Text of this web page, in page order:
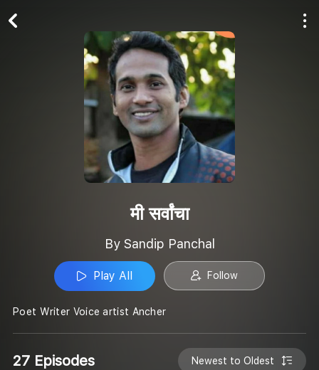
मी सर्वांचा
By Sandip Panchal
Play All Follow
Poet Writer Voice artist Ancher
27 Episodes Newest to Oldest